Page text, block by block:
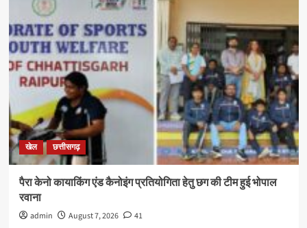
खेल छत्तीसगढ़
पैरा केनो कायाकिंग एंड कैनोइंग प्रतियोगिता हेतु छग की टीम हुई भोपाल
रवाना
admin August 7, 2026 41